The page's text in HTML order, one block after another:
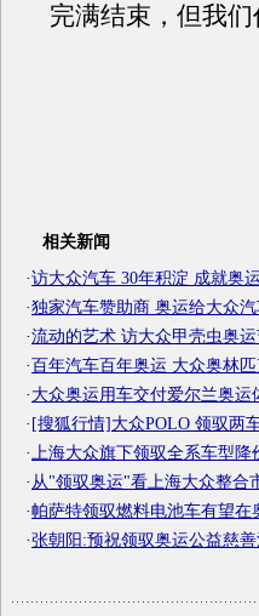
完满结束，但我
相关新闻
·访大众汽车 30年积淀 成就奥
·独家汽车赞助商 奥运给大众
·流动的艺术 访大众甲壳虫奥
·百年汽车百年奥运 大众奥林
·大众奥运用车交付爱尔兰奥运
·[搜狐行情]大众POLO 领驭两
· 上海大众旗下领驭全系车型降
· 从"领驭奥运"看上海大众整合
·帕萨特领驭燃料电池车有望在
·张朝阳:预祝领驭奥运公益慈